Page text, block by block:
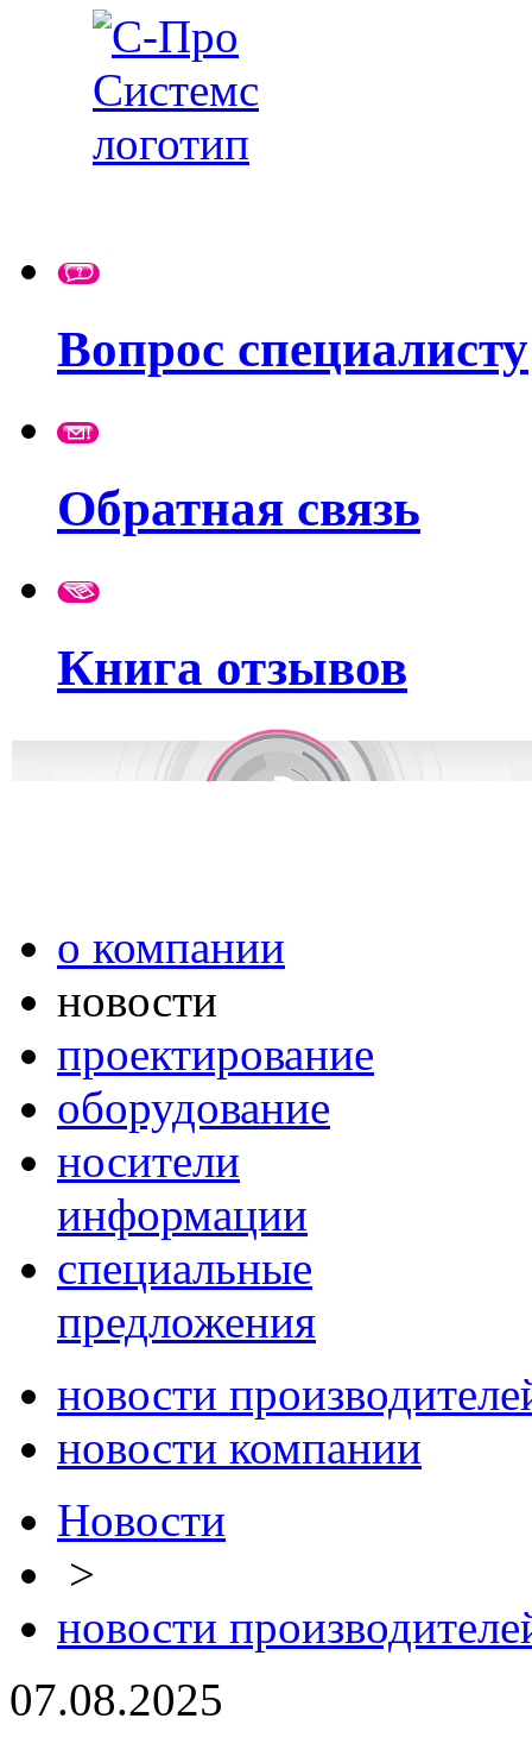
Вопрос специалисту
Обратная связь
Книга отзывов
о компании
новости
проектирование
оборудование
носители
информации
специальные
предложения
новости
новости компании
Новости
>
новости
07.08.2025